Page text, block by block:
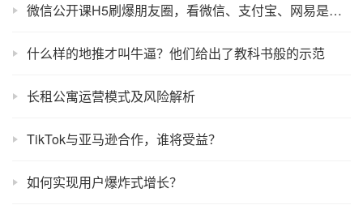
微信公开课H5刷爆朋友圈，看微信、支付宝、网易是怎样玩大数据营销的！
什么样的地推才叫牛逼？他们给出了教科书般的示范
长租公寓运营模式及风险解析
TikTok与亚马逊合作，谁将受益？
如何实现用户爆炸式增长？